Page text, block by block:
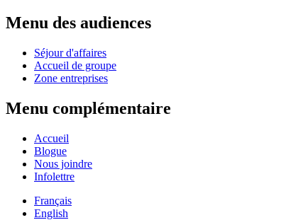
Menu des audiences
Séjour d'affaires
Accueil de groupe
Zone entreprises
Menu complémentaire
Accueil
Blogue
Nous joindre
Infolettre
Français
English